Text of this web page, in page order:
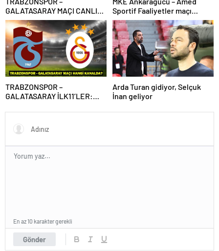
GALATASARAY MAÇI CANLI
İZLE | Trabzonspor-
Galatasaray maçı canlı izleme
bilgileri! Süper Lig’de dev
maç!
Sportif Faaliyetler maçı
olaylarla başladı
TRABZONSPOR –
GALATASARAY İLK11’LER:
maçı hangi kanalda, saat
kaçta?
Arda Turan gidiyor, Selçuk
İnan geliyor
Gönder
En az 10 karakter gerekli